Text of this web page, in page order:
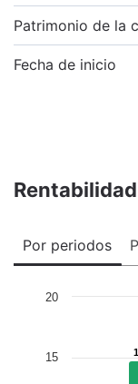
Patrimonio de la
Fecha de inicio
Rentabilidad
Por periodos
15
20